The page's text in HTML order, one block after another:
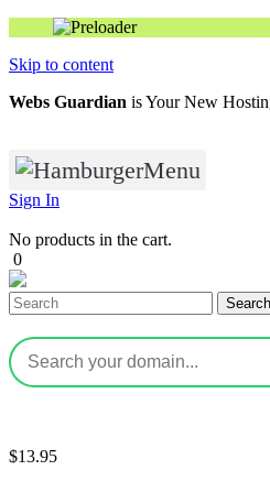
Skip to content
Webs Guardian is Your New
Menu
Sign In
No products in the cart.
0
Search
$13.95